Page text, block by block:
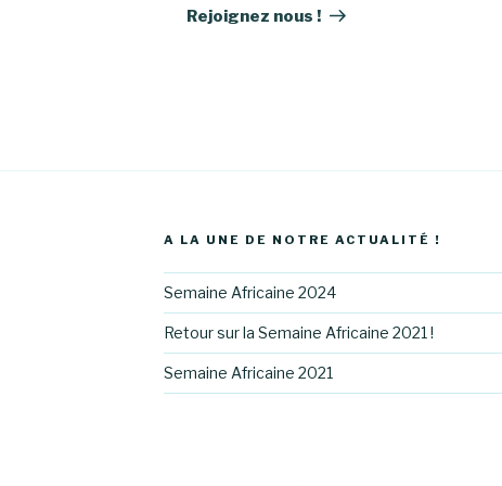
suivant
Rejoignez nous !
A LA UNE DE NOTRE ACTUALITÉ !
Semaine Africaine 2024
Retour sur la Semaine Africaine 2021 !
Semaine Africaine 2021